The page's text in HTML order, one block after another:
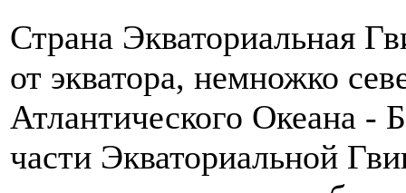
Страна Экваториальная
от экватора, немножко
Атлантического Океана -
части Экваториальной